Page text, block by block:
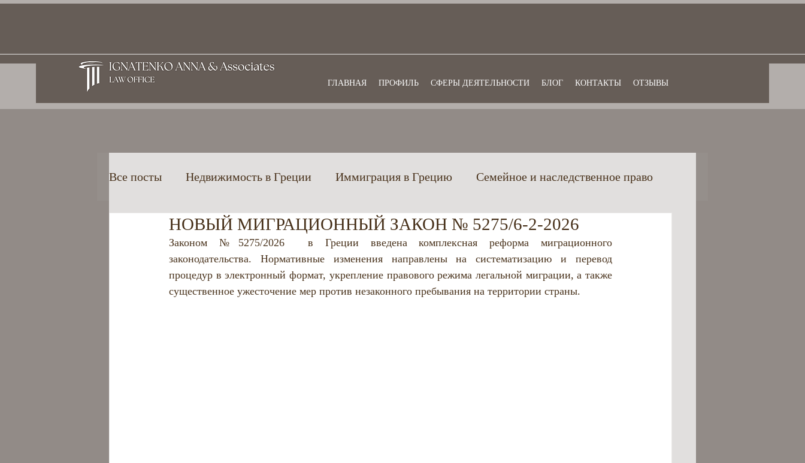
ГЛАВНАЯ ПРОФИЛЬ СФЕРЫ ДЕЯТЕЛЬНОСТИ БЛОГ КОНТАКТЫ ОТЗЫВЫ
Все посты Недвижимость в Греции Иммиграция в Грецию Семейное и наследственное право
Высшее образование в Греции Гражданство Греции Банковское и финансовое право
Коммерческое право Полезная информация
НОВЫЙ МИГРАЦИОННЫЙ ЗАКОН № 5275/6-2-2026
Законом №5275/2026  в Греции введена комплексная реформа миграционного
законодательства. Нормативные изменения направлены на систематизацию и перевод
процедур в электронный формат, укрепление правового режима легальной миграции, а также
существенное ужесточение мер против незаконного пребывания на территории страны.